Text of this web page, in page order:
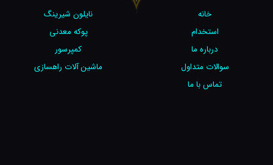
خانه
استخدام
درباره ما
سوالات متداول
تماس با ما
نایلون شیرینگ
پوکه معدنی
کمپرسور
ماشین آلات راهسازی